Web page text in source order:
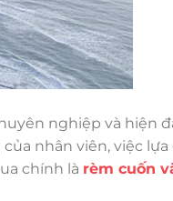
nghiệp và hiện
nhân viên, việc lựa
chính là rèm cuốn